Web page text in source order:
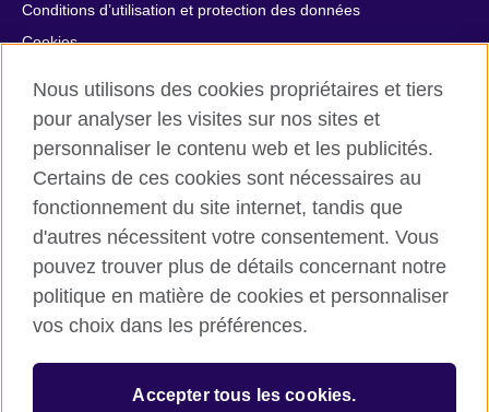
Conditions d’utilisation et protection des données
Cookies
© 2026 British Council
British Council in France société par actions simplifiée
unipersonnelle est une filiale du British Council, l’agence
internationale britannique dédiée aux domaines de l’éducation
et des relations culturelles. British Council in France société par
actions simplifiée unipersonnelle est une société inscrite en
France avec le numéro RCS Paris n° 847 719 473. Adresse :
9/11 rue de Constantine, 75007 Paris, France. Le British Council
209131 (Angleterre et Pays de Galles) et SC037733 (Ecosse).
Adresse : 1 Redman Place, Stratford, London E20 1JQ,
Nous utilisons des cookies propriétaires et tiers
pour analyser les visites sur nos sites et
personnaliser le contenu web et les publicités.
Certains de ces cookies sont nécessaires au
fonctionnement du site internet, tandis que
d'autres nécessitent votre consentement. Vous
pouvez trouver plus de détails concernant notre
politique en matière de cookies et personnaliser
vos choix dans les préférences.
Accepter tous les cookies.